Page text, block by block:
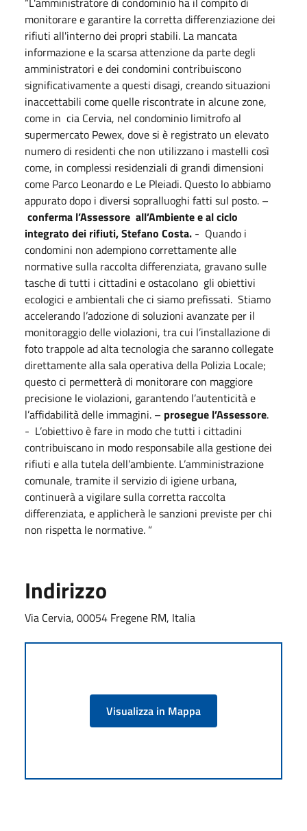
monitorare e garantire la corretta differenziazione dei
rifiuti all'interno dei propri stabili. La mancata
informazione e la scarsa attenzione da parte degli
amministratori e dei condomini contribuiscono
significativamente a questi disagi, creando situazioni
inaccettabili come quelle riscontrate in alcune zone,
come in cia Cervia, nel condominio limitrofo al
supermercato Pewex, dove si è registrato un elevato
numero di residenti che non utilizzano i mastelli così
come, in complessi residenziali di grandi dimensioni
come Parco Leonardo e Le Pleiadi. Questo lo abbiamo
appurato dopo i diversi sopralluoghi fatti sul posto. –
conferma l’Assessore all’Ambiente e al ciclo
integrato dei rifiuti, Stefano Costa. - Quando i
condomini non adempiono correttamente alle
normative sulla raccolta differenziata, gravano sulle
tasche di tutti i cittadini e ostacolano gli obiettivi
ecologici e ambientali che ci siamo prefissati. Stiamo
accelerando l’adozione di soluzioni avanzate per il
monitoraggio delle violazioni, tra cui l’installazione di
foto trappole ad alta tecnologia che saranno collegate
direttamente alla sala operativa della Polizia Locale;
questo ci permetterà di monitorare con maggiore
precisione le violazioni, garantendo l’autenticità e
l’affidabilità delle immagini. – prosegue l’Assessore.
- L’obiettivo è fare in modo che tutti i cittadini
contribuiscano in modo responsabile alla gestione dei
rifiuti e alla tutela dell’ambiente. L’amministrazione
comunale, tramite il servizio di igiene urbana,
continuerà a vigilare sulla corretta raccolta
differenziata, e applicherà le sanzioni previste per chi
non rispetta le normative. “
Indirizzo
Via Cervia, 00054 Fregene RM, Italia
Visualizza in Mappa